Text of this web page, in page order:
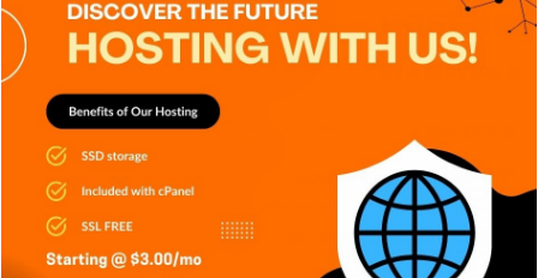
APPS CIBERSEGURIDAD
GENERAL
NOTICIAS
TECNOLOGÍA
IaC: Automatizando la creación de
entornos tecnológicos